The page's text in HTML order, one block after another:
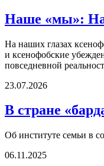
Наше «мы»:
На наших глазах
и ксенофобские
повседневной
23.07.2026
В стране
Об институте семьи в
06.11.2025